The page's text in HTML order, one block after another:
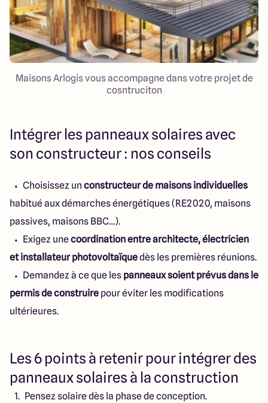
Maisons Arlogis vous accompagne dans votre projet de
cosntruciton
Intégrer les panneaux solaires avec
son constructeur : nos conseils
Choisissez un constructeur de maisons individuelles
habitué aux démarches énergétiques (RE2020, maisons
passives, maisons BBC…).
Exigez unecoordination entre architecte, électricien
et installateur photovoltaïquedès les premières réunions.
Demandez à ce que les panneaux soient prévus dans le
permis de construire pour éviter les modifications
ultérieures.
Les 6 points à retenir pour intégrer des
panneaux solaires à la construction
Pensez solaire dès la phase de conception.